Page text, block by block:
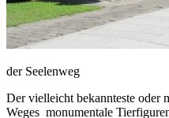
der Seelenweg
Der vielleicht bekannteste oder
Weges monumentale